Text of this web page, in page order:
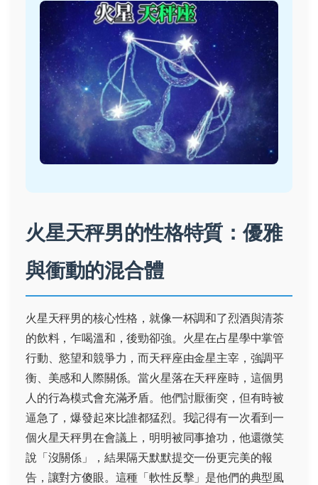
火星天秤男的性格特質：優雅
與衝動的混合體
火星天秤男的核心性格，就像一杯調和了烈酒與清茶
的飲料，乍喝溫和，後勁卻強。火星在占星學中掌管
行動、慾望和競爭力，而天秤座由金星主宰，強調平
衡、美感和人際關係。當火星落在天秤座時，這個男
人的行為模式會充滿矛盾。他們討厭衝突，但有時被
逼急了，爆發起來比誰都猛烈。我記得有一次看到一
個火星天秤男在會議上，明明被同事搶功，他還微笑
說「沒關係」，結果隔天默默提交一份更完美的報
告，讓對方傻眼。這種「軟性反擊」是他們的典型風